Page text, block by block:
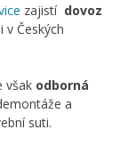
zajistí dovoz
v Českých
však odborná
a
suti.